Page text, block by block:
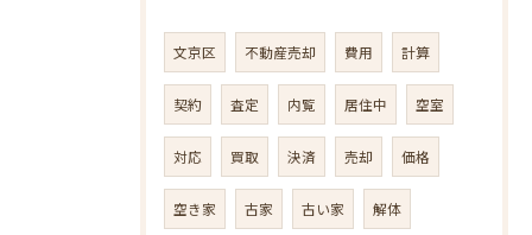
文京区 不動産売却 費用 計算
契約 査定 内覧 居住中 空室
対応 買取 決済 売却 価格
空き家 古家 古い家 解体